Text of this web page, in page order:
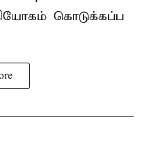
கொடுக்கப்ப